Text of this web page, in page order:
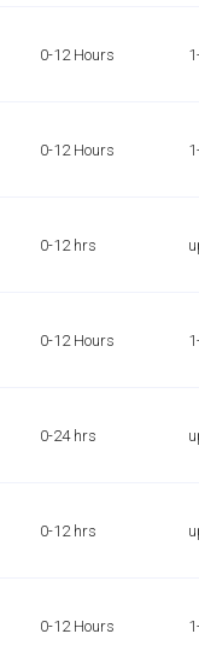
0-12 Hours
0-12 Hours
0-12 hrs
0-12 Hours
0-24 hrs
0-12 hrs
0-12 Hours